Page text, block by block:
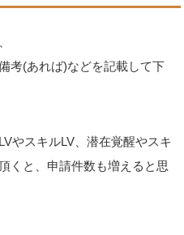
考(あれば)などを記載して下
やスキルLV、潜在覚醒やスキ
くと、申請件数も増えると思